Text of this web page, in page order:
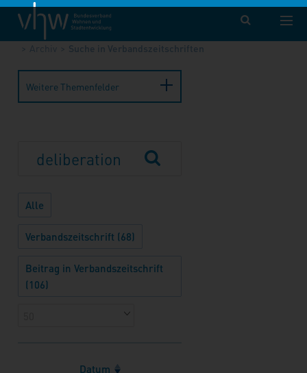
vhw – Bundesverband für Wohnen und Stadtentwicklung e. V.
Publikationen
Forum Wohnen und Stadtentwicklung
Archiv
Suche in Verbandszeitschriften
Weitere Themenfelder
Alle
Verbandszeitschrift (68)
Beitrag in Verbandszeitschrift
(106)
Datum